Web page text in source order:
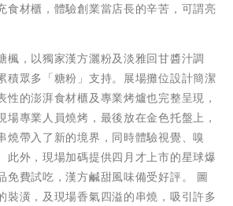
食材櫃，體驗創業當店長的辛苦，可謂亮
楓，以獨家漢方灑粉及淡雅回甘醬汁調
積眾多「糖粉」支持。展場攤位設計簡潔
性的澎湃食材櫃及專業烤爐也完整呈現，
場專業人員燒烤，最後放在金色托盤上，
燒帶入了新的境界，同時體驗視覺、嗅
此外，現場加碼提供四月才上市的星球爆
免費試吃，漢方鹹甜風味備受好評。 圖
裝潢，及現場香氣四溢的串燒，吸引許多